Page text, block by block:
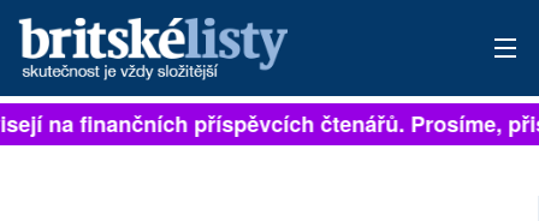
PŘIHLÁSIT
na finančních příspěvcích čtenářů. Prosíme,